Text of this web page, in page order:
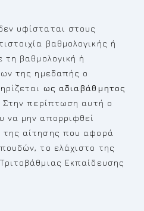
υφίσταται στους
βαθμολογικής ή
τη βαθμολογική ή
της ημεδαπής ο
ως αδιαβάθμητος
περίπτωση αυτή ο
να μην απορριφθεί
της αίτησης που αφορά
το ελάχιστο της
Εκπαίδευσης